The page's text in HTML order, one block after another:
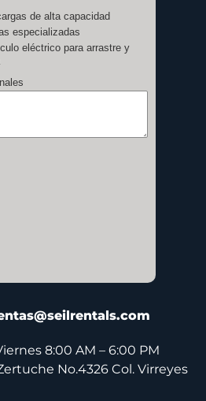
8:00 AM – 6:00 PM
No.4326 Col. Virreyes